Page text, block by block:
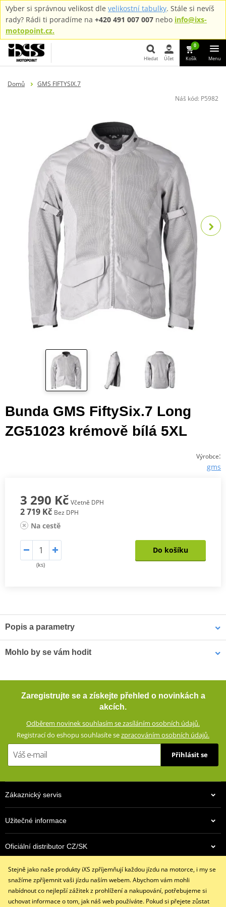
Vyber si správnou velikost dle velikostní tabulky. Stále si nevíš
rady? Rádi ti poradíme na +420 491 007 007 nebo info@ixs-
motopoint.cz.
Hledat Účet
0
Košík Menu
Domů
GMS FIFTYSIX.7
Náš kód: P5982
Bunda GMS FiftySix.7 Long
ZG51023 krémově bílá 5XL
Výrobce:
gms
3 290 Kč Včetně DPH
2 719 Kč Bez DPH
Na cestě
(ks)
Do košíku
Popis a parametry
Vysoce oděruvzdorná síťovaná tkanina (100% polyester)
Výškově nastavitelné chrániče loktů a ramen (certifikace CE,
Oblasti náchylné k pádu zesílené dvojitou vrstvou materiálu
Velké síťované panely pro optimální ventilaci
Nastavení šířky v pase
Konce rukávů se dvěma suchými zipy a zipem
Velká zadní kapsa
KOMPATIBILNÍ S KALHOTAMI: FIFTYSIX.7 ZG63014
size chart GMS
PDF GMS SIZE
PDF GMS SIZES
Mohlo by se vám hodit
Zaregistrujte se a získejte přehled o novinkách a
akcích.
Odběrem novinek souhlasím se zasíláním osobních údajů.
Registrací do eshopu souhlasíte sezpracováním osobních údajů.
Přihlásit se
Zákaznický servis
Užitečné informace
Oficiální distributor CZ/SK
Kontaktujte nás
info@ixs-motopoint.cz
Stejně jako naše produkty iXS zpříjemňují každou jízdu na motorce, i my se
snažíme zpříjemnit vaši jízdu naším webem. Abychom vám mohli
nabídnout co nejlepší zážitek z prohlížení a nakupování, potřebujeme si
uchovat informace o tom, jak náš web používáte. Pokud si přejete zůstat